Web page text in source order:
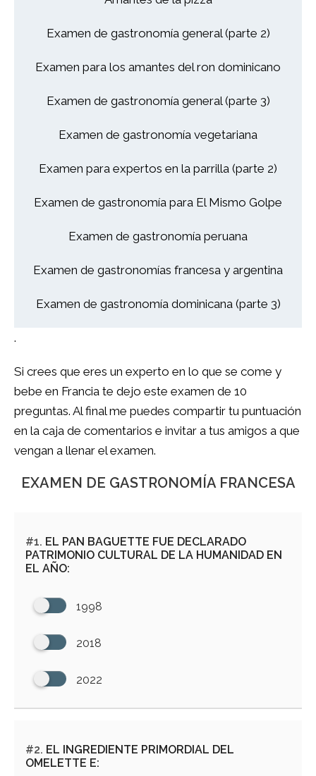
Examen de gastronomía general (parte 2)
Examen para los amantes del ron dominicano
Examen de gastronomía general (parte 3)
Examen de gastronomía vegetariana
Examen para expertos en la parrilla (parte 2)
Examen de gastronomía para El Mismo Golpe
Examen de gastronomía peruana
Examen de gastronomías francesa y argentina
Examen de gastronomía dominicana (parte 3)
.
Si crees que eres un experto en lo que se come y
bebe en Francia te dejo este examen de 10
preguntas. Al final me puedes compartir tu puntuación
en la caja de comentarios e invitar a tus amigos a que
vengan a llenar el examen.
EXAMEN DE GASTRONOMÍA FRANCESA
#1. EL PAN BAGUETTE FUE DECLARADO
PATRIMONIO CULTURAL DE LA HUMANIDAD EN
EL AÑO:
1998
2018
2022
#2. EL INGREDIENTE PRIMORDIAL DEL
OMELETTE E: